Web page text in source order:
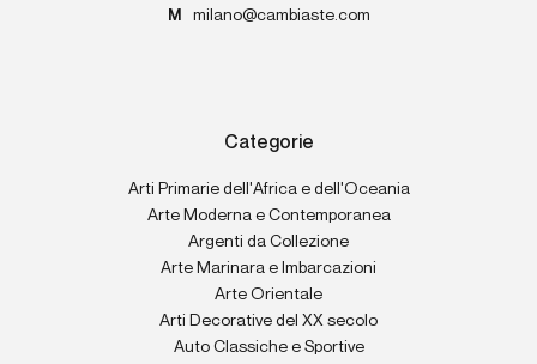
M
milano@cambiaste.com
Categorie
Arti Primarie dell'Africa e dell'Oceania
Arte Moderna e Contemporanea
Argenti da Collezione
Arte Marinara e Imbarcazioni
Arte Orientale
Arti Decorative del XX secolo
Auto Classiche e Sportive